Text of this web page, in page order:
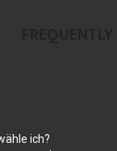
ich?